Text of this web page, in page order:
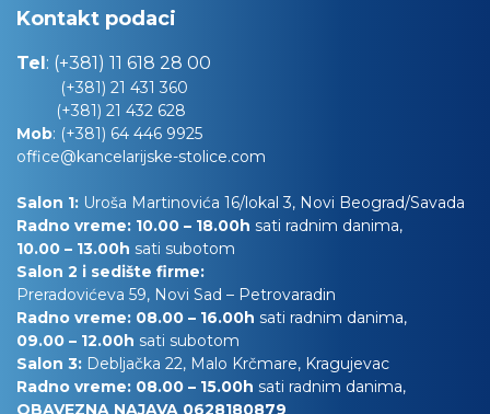
Kontakt podaci
Tel: (+381) 11 618 28 00
(+381) 21 431 360
(+381) 21 432 628
Mob: (+381) 64 446 9925
office@kancelarijske-stolice.com
Salon 1: Uroša Martinovića 16/lokal 3, Novi Beograd/Savada
Radno vreme: 10.00 – 18.00h sati radnim danima,
10.00 – 13.00h sati subotom
Salon 2 i sedište firme:
Preradovićeva 59, Novi Sad – Petrovaradin
Radno vreme: 08.00 – 16.00h sati radnim danima,
09.00 – 12.00h sati subotom
Salon 3: Debljačka 22, Malo Krčmare, Kragujevac
Radno vreme: 08.00 – 15.00h sati radnim danima,
OBAVEZNA NAJAVA 0628180879